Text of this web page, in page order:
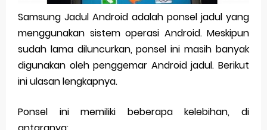
Siap Video Call, tapi Download Aplikasinya Dulu, Abangku
Saturday, 8 August
Samsung Jadul Android adalah ponsel jadul yang
menggunakan sistem operasi Android. Meskipun
sudah lama diluncurkan, ponsel ini masih banyak
digunakan oleh penggemar Android jadul. Berikut
ini ulasan lengkapnya.
Ponsel ini memiliki beberapa kelebihan, di